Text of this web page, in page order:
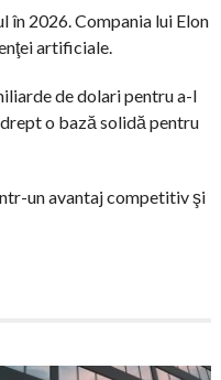
în 2026. Compania lui Elon
artificiale.
de dolari pentru a-l
o bază solidă pentru
un avantaj competitiv şi